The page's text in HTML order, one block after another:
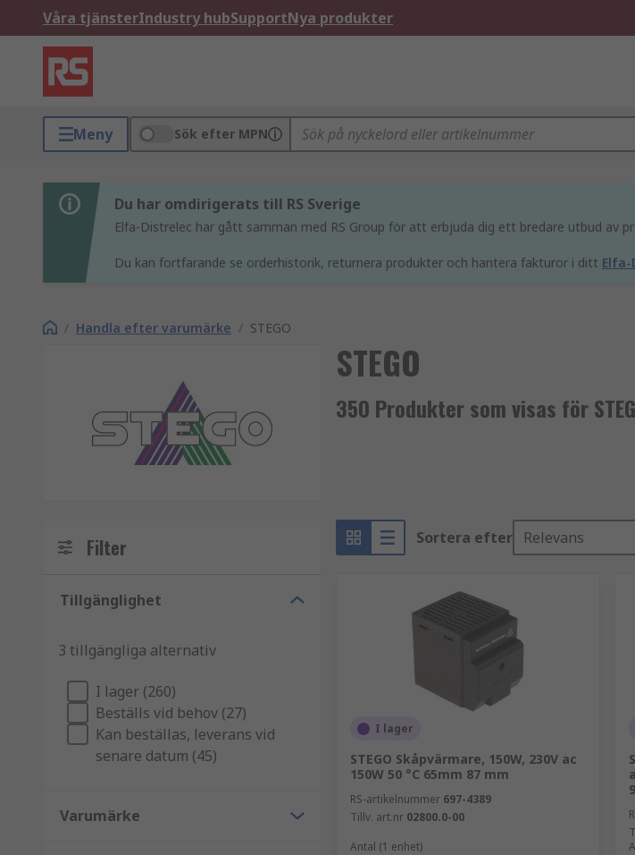
Våra tjänsterIndustry hubSupportNya produkter
Meny Sök efter MPN
Du har omdirigerats till RS Sverige
Elfa-Distrelec har gått samman med RS Group för att erbjuda dig ett bredare utbud av
Du kan fortfarande se orderhistorik, returnera produkter och hantera fakturor i ditt
/ Handla efter varumärke / STEGO
STEGO
350 Produkter som visas för
Filter
Tillgänglighet
3 tillgängliga alternativ
I lager (260)
Beställs vid behov (27)
Kan beställas, leverans vid
senare datum (45)
Varumärke
Sortera efter Relevans
I lager
STEGO Skåpvärmare, 150W, 230V ac
150W 50 °C 65mm 87 mm
RS-artikelnummer 697-4389
Tillv. art.nr 02800.0-00
Antal (1 enhet)